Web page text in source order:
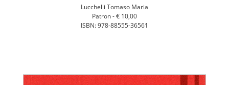
Lucchelli Tomaso Maria
Patron -€ 10,00
ISBN: 978-88555-36561